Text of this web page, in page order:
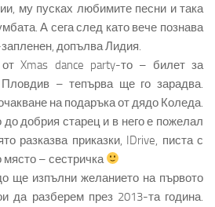
му пусках любимите песни и така
А сега след като вече познава
допълва Лидия.
Xmas dance party-то – билет за
– тепърва ще го зарадва.
на подаръка от дядо Коледа.
добрия старец и в него е пожелал
разказва приказки, IDrive, писта с
– сестричка
ще изпълни желанието на първото
да разберем през 2013-та година.